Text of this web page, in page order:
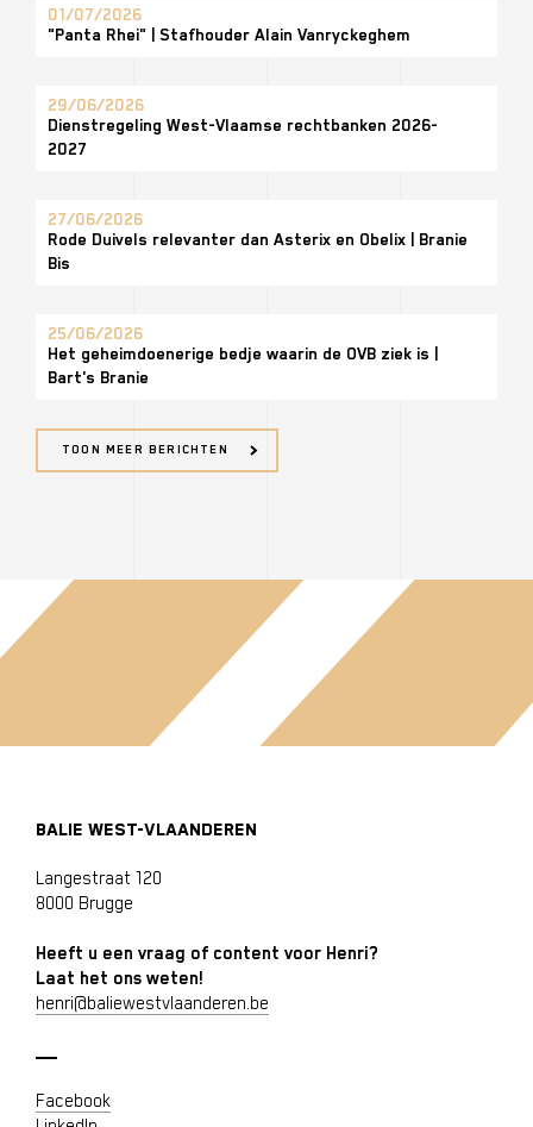
01/07/2026
"Panta Rhei" | Stafhouder Alain Vanryckeghem
29/06/2026
Dienstregeling West-Vlaamse rechtbanken 2026-
2027
27/06/2026
Rode Duivels relevanter dan Asterix en Obelix | Branie
Bis
25/06/2026
Het geheimdoenerige bedje waarin de OVB ziek is |
Bart's Branie
TOON MEER BERICHTEN
BALIE WEST-VLAANDEREN
Langestraat 120
8000 Brugge
Heeft u een vraag of content voor Henri?
Laat het ons weten!
henri@baliewestvlaanderen.be
Facebook